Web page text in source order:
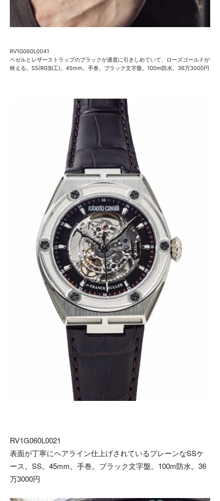
RV1G060L0041
ベゼルとレザーストラップのブラックが適度に引きしめていて、ローズゴールドが
映える。SS(RG加工)。45mm。手巻。ブラック文字盤。100m防水。36万3000円
RV1G060L0021
表面が丁寧にヘアライン仕上げされているプレーンなSSケ
ース。SS。45mm。手巻。ブラック文字盤。100m防水。36
万3000円